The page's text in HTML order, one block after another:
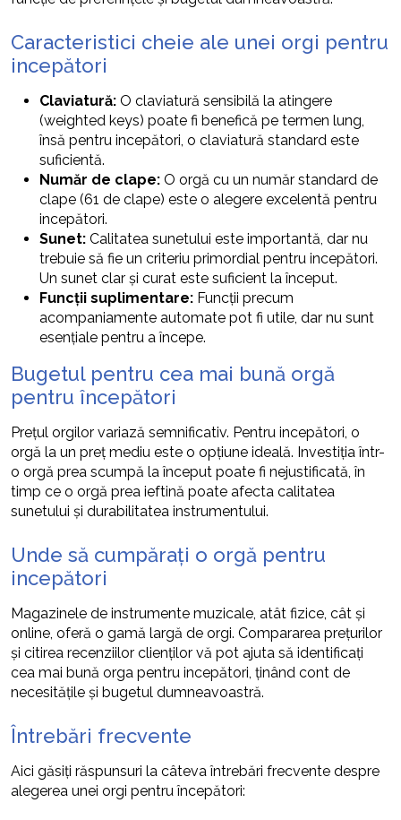
Caracteristici cheie ale unei orgi pentru
incepători
Claviatură: O claviatură sensibilă la atingere
(weighted keys) poate fi benefică pe termen lung,
însă pentru incepători, o claviatură standard este
suficientă.
Număr de clape: O orgă cu un număr standard de
clape (61 de clape) este o alegere excelentă pentru
incepători.
Sunet: Calitatea sunetului este importantă, dar nu
trebuie să fie un criteriu primordial pentru incepători.
Un sunet clar și curat este suficient la început.
Funcții suplimentare: Funcții precum
acompaniamente automate pot fi utile, dar nu sunt
esențiale pentru a începe.
Bugetul pentru cea mai bună orgă
pentru începători
Prețul orgilor variază semnificativ. Pentru incepători, o
orgă la un preț mediu este o opțiune ideală. Investiția într-
o orgă prea scumpă la început poate fi nejustificată, în
timp ce o orgă prea ieftină poate afecta calitatea
sunetului și durabilitatea instrumentului.
Unde să cumpărați o orgă pentru
incepători
Magazinele de instrumente muzicale, atât fizice, cât și
online, oferă o gamă largă de orgi. Compararea prețurilor
și citirea recenziilor clienților vă pot ajuta să identificați
cea mai bună orga pentru incepători, ținând cont de
necesitățile și bugetul dumneavoastră.
Întrebări frecvente
Aici găsiți răspunsuri la câteva întrebări frecvente despre
alegerea unei orgi pentru începători: